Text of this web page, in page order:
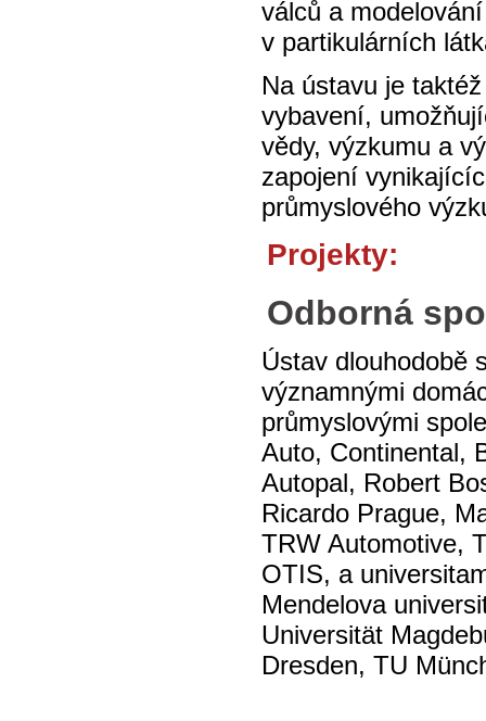
válců a
v partikulárních
Na ústavu je
vybavení,
vědy, výzkumu a
zapojení
průmyslového
Projekty:
Odborná
Ústav dlouhodobě
významnými
průmyslovými
Auto, Continental,
Autopal, Robert
Ricardo Prague,
TRW Automotive,
OTIS, a
Mendelova
Universität
Dresden, TU